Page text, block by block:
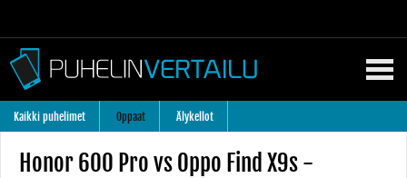
Kaikki puhelimet Oppaat Älykellot
Honor 600 Pro vs Oppo Find X9s -